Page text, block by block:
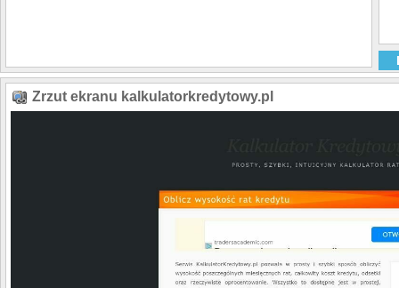
Zrzut ekranu kalkulatorkredytowy.pl